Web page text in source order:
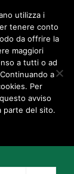
utilizza i
tenere conto
da offrire la
maggiori
a tutti o ad
a
Per
avviso
parte del sito.